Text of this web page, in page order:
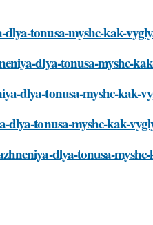
tonusa-myshc-kak-
dlya-tonusa-myshc-
dlya-tonusa-myshc-kak-
dlya-tonusa-myshc-kak-
dlya-tonusa-